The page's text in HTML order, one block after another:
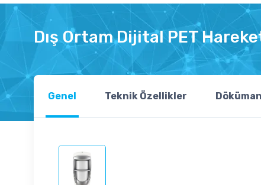
Dış Ortam Dijital PET
Genel Teknik Özellikler